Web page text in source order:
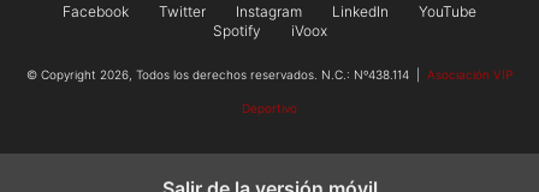
Facebook Twitter Instagram LinkedIn
YouTube
Spotify
iVoox
© Copyright 2026, Todos los derechos reservados. N.C.: Nº438.114 | Asociación VIP
Deportivo